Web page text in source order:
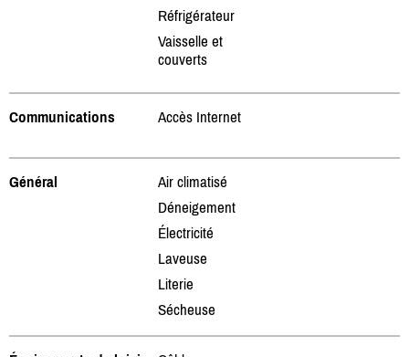
Réfrigérateur
Vaisselle et
couverts
Communications Accès Internet
Général
Air climatisé
Déneigement
Électricité
Laveuse
Literie
Sécheuse